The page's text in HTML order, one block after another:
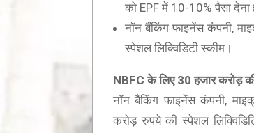
को EPF में 10-10% पैसा देना
नॉन बैंकिंग फाइनेंस कंपनी,
स्पेशल लिक्विडिटी स्कीम।
NBFCके लिए30 हजार करोड़
नॉन बैंकिंग फाइनेंस कंपनी,
करोड़ रुपये की स्पेशल